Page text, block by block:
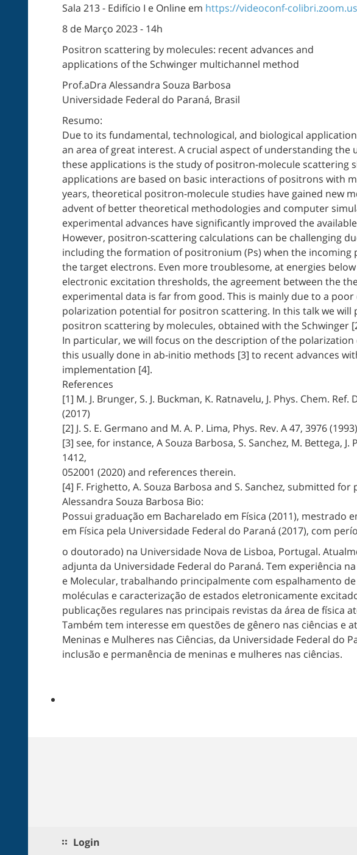
Sala 213 - Edifício I e Online em https://videoconf-
8 de Março 2023 - 14h
Positron scattering by molecules: recent advances and
applications of the Schwinger multichannel method
Prof.aDra Alessandra Souza Barbosa
Universidade Federal do Paraná, Brasil
Resumo:
Due to its fundamental, technological, and biological
an area of great interest. A crucial aspect of understanding the
these applications is the study of positron-molecule scattering
applications are based on basic interactions of positrons with
years, theoretical positron-molecule studies have gained new
advent of better theoretical methodologies and computer
experimental advances have significantly improved the
However, positron-scattering calculations can be challenging
including the formation of positronium (Ps) when the
the target electrons. Even more troublesome, at energies
electronic excitation thresholds, the agreement between the
experimental data is far from good. This is mainly due to a
polarization potential for positron scattering. In this talk we will
positron scattering by molecules, obtained with the Schwinger
In particular, we will focus on the description of the polarization
this usually done in ab-initio methods [3] to recent advances
implementation [4].
References
[1] M. J. Brunger, S. J. Buckman, K. Ratnavelu, J. Phys. Chem. Ref.
(2017)
[2] J. S. E. Germano and M. A. P. Lima, Phys. Rev. A 47, 3976
[3] see, for instance, A Souza Barbosa, S. Sanchez, M. Bettega, J.
1412,
052001 (2020) and references therein.
[4] F. Frighetto, A. Souza Barbosa and S. Sanchez, submitted for
Alessandra Souza Barbosa Bio:
Possui graduação em Bacharelado em Física (2011), mestrado
em Física pela Universidade Federal do Paraná (2017), com
o doutorado) na Universidade Nova de Lisboa, Portugal.
adjunta da Universidade Federal do Paraná. Tem experiência
e Molecular, trabalhando principalmente com espalhamento
moléculas e caracterização de estados eletronicamente
publicações regulares nas principais revistas da área de física
Também tem interesse em questões de gênero nas ciências e
Meninas e Mulheres nas Ciências, da Universidade Federal do
inclusão e permanência de meninas e mulheres nas ciências.
Login